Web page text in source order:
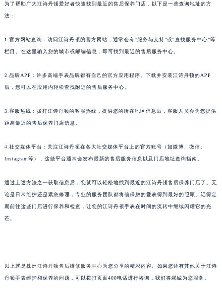
为了帮助广大江诗丹顿爱好者快速找到最近的售后保养门店，以下是一些查询地址的方
法：
1.官方网站查询：访问江诗丹顿的官方网站，通常会有“服务与支持”或“查找服务中心”等
栏目。在这里输入您的城市或邮编信息，即可找到最近的售后服务中心。
2.品牌APP：许多高端手表品牌都有自己的官方应用程序。下载并安装江诗丹顿的APP
后，您可以在应用内轻松查找附近的售后服务中心。
3.客服热线：拨打江诗丹顿的客服热线，提供您的所在地区信息后，客服人员会为您提供
距离最近的售后保养门店信息。
4.社交媒体平台：关注江诗丹顿在各大社交媒体平台上的官方账号（如微博、微信、
Instagram等），这些平台通常会发布最新的售后服务信息以及门店地址查询指南。
通过上述方法之一获取信息后，您就可以轻松地找到最近的江诗丹顿售后保养门店了。无
论是日常维护还是紧急修理，专业的服务团队都将确保您的爱表得到最好的照顾。记得定
期前往这些门店进行保养和检查，让您的江诗丹顿手表在时间的流转中继续闪耀它的光
芒。
以上就是株洲江诗丹顿售后维修服务中心为您分享的精彩内容。如果您还有其他关于江诗
丹顿手表维护和保养的问题，可以拨打页面400电话进行咨询，我们将竭诚为您服务。